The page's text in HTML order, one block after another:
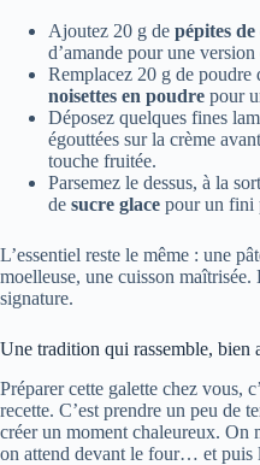
Ajoutez 20 g de pépites
d’amande pour une
Remplacez 20 g de poudre
noisettes en poudre pour
Déposez quelques fines
égouttées sur la crème
touche fruitée.
Parsemez le dessus, à la
de sucre glace pour un fini
L’essentiel reste le même : une
moelleuse, une cuisson maîtrisée.
signature.
Une tradition qui rassemble, bien
Préparer cette galette chez vous,
recette. C’est prendre un peu de
créer un moment chaleureux. On
on attend devant le four… et puis